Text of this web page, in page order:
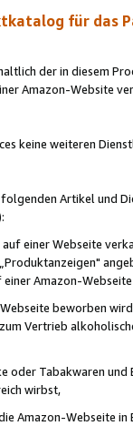
für das
der in diesem
Amazon-Website
keine weiteren
Artikel und
einer Webseite
einer Amazon-
beworben
Vertrieb
oder Tabakwaren
wirbst,
Amazon-Webseite in